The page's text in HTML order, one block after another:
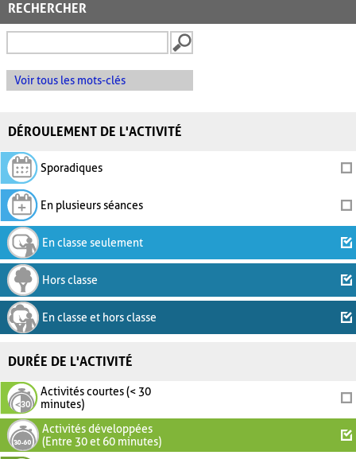
RECHERCHER
Voir tous les mots-clés
DÉROULEMENT DE L'ACTIVITÉ
Sporadiques
En plusieurs séances
En classe seulement
Hors classe
En classe et hors classe
DURÉE DE L'ACTIVITÉ
Activités courtes (< 30
minutes)
Activités développées
(Entre 30 et 60 minutes)